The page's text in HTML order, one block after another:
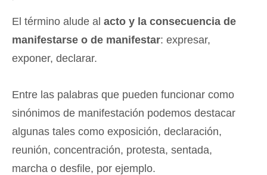
El término alude al acto y la consecuencia de
manifestarse o de manifestar: expresar,
exponer, declarar.
Entre las palabras que pueden funcionar como
sinónimos de manifestación podemos destacar
algunas tales como exposición, declaración,
reunión, concentración, protesta, sentada,
marcha o desfile, por ejemplo.